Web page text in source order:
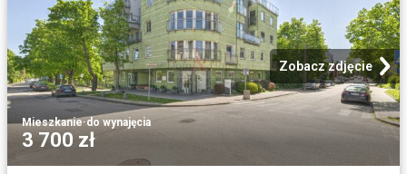
Zobacz zdjęcie
Mieszkanie·do wynajęcia
3 700 zł